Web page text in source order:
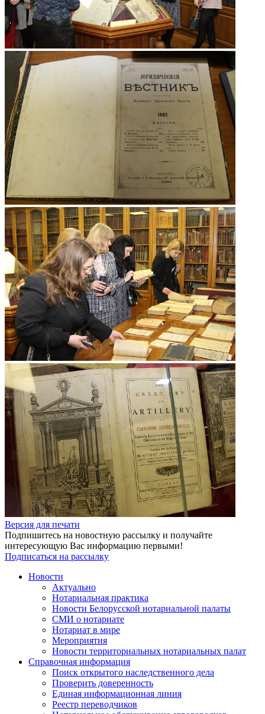
Версия для печати
Подпишитесь на новостную рассылку и получайте
интересующую Вас информацию первыми!
Подписаться на рассылку
Новости
Актуально
Нотариальная практика
Новости Белорусской нотариальной палаты
СМИ о нотариате
Нотариат в мире
Мероприятия
Новости территориальных нотариальных палат
Справочная информация
Поиск открытого наследственного дела
Проверить доверенность
Единая информационная линия
Реестр переводчиков